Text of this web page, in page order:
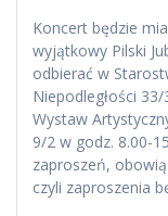
Koncert będzie
wyjątkowy Pilski
odbierać w
Niepodległości
Wystaw
9/2 w godz. 8.00-
zaproszeń,
czyli zaproszenia